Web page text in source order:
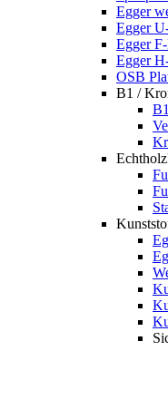
Egger
Egger
Egger
Egger
OSB
B1 /